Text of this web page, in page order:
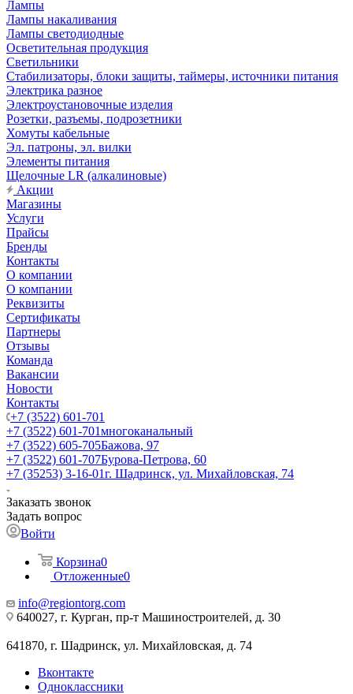
Лампы
Лампы накаливания
Лампы светодиодные
Осветительная продукция
Светильники
Стабилизаторы, блоки защиты, таймеры, источники питания
Электрика разное
Электроустановочные изделия
Розетки, разъемы, подрозетники
Хомуты кабельные
Эл. патроны, эл. вилки
Элементы питания
Щелочные LR (алкалиновые)
Акции
Магазины
Услуги
Прайсы
Бренды
Контакты
О компании
О компании
Реквизиты
Сертификаты
Партнеры
Отзывы
Команда
Вакансии
Новости
Контакты
+7 (3522) 601-701
+7 (3522) 601-701многоканальный
+7 (3522) 605-705Бажова, 97
+7 (3522) 601-707Бурова-Петрова, 60
+7 (35253) 3-16-01г. Шадринск, ул. Михайловская, 74
Заказать звонок
Задать вопрос
Войти
Корзина0
Отложенные0
info@regiontorg.com
640027, г. Курган, пр-т Машиностроителей, д. 30
641870, г. Шадринск, ул. Михайловская, д. 74
Вконтакте
Одноклассники